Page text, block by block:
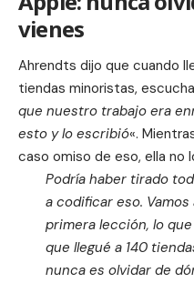
vienes
Ahrendts dijo que cuando
tiendas minoristas,
que nuestro trabajo era
esto y lo escribió«.
caso omiso de eso, ella no
Podría haber tirado
a codificar eso.
primera lección, lo
que llegué a 140
nunca es olvidar de